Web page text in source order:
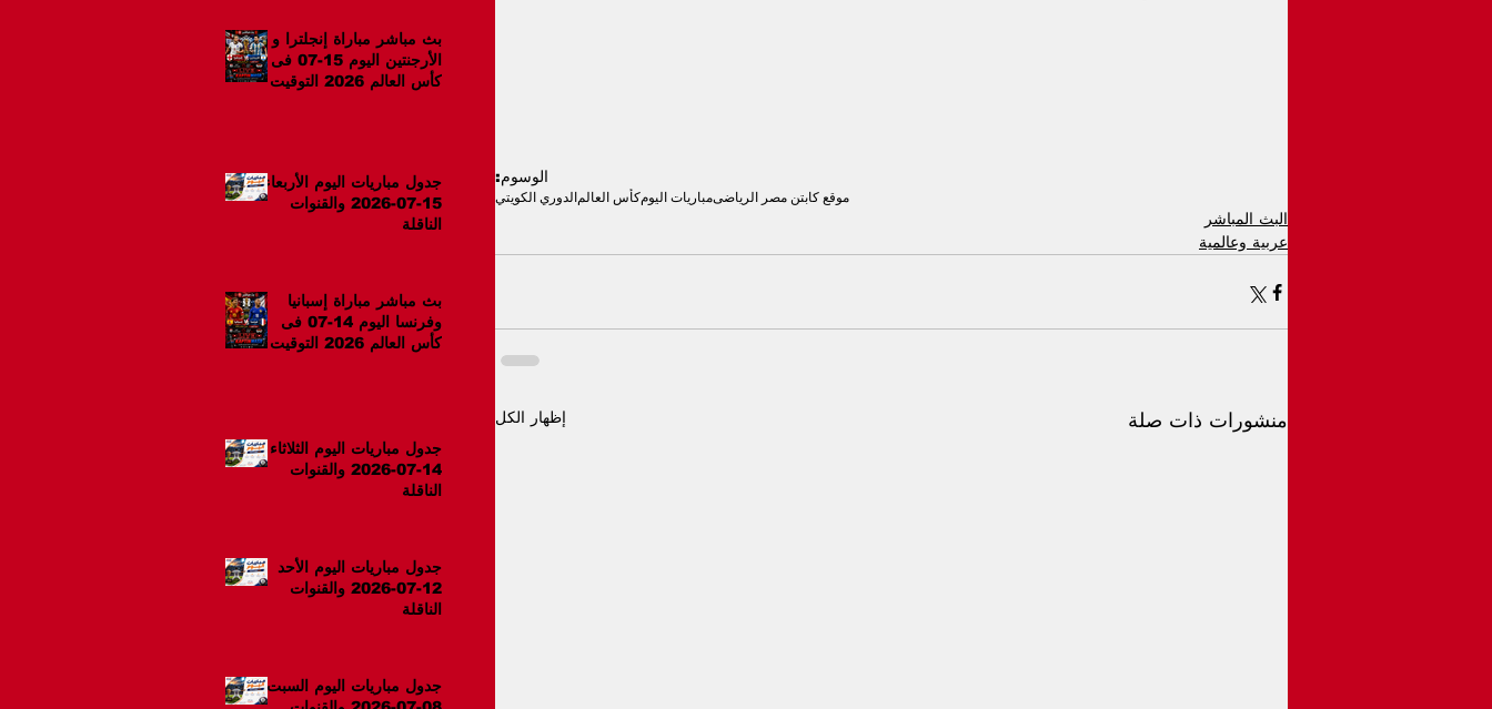
بث مباشر مباراة إنجلترا و
الأرجنتين اليوم 15-07 فى
كأس العالم 2026 التوقيت
جدول مباريات اليوم الأربعاء
15-07-2026 والقنوات
الناقلة
بث مباشر مباراة إسبانيا
وفرنسا اليوم 14-07 فى
كأس العالم 2026 التوقيت
جدول مباريات اليوم الثلاثاء
14-07-2026 والقنوات
الناقلة
جدول مباريات اليوم الأحد
12-07-2026 والقنوات
الناقلة
جدول مباريات اليوم السبت
الوسوم:
موقع كابتن مصر الرياضىمباريات اليومكأس العالمالدوري الكويتي
البث المباشر
عربية وعالمية
منشورات ذات صلة إظهار الكل